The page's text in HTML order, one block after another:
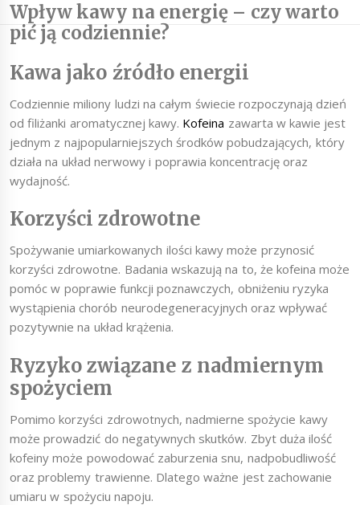
Wpływ kawy na energię – czy warto
pić ją codziennie?
Kawa jako źródło energii
Codziennie miliony ludzi na całym świecie rozpoczynają dzień
od filiżanki aromatycznej kawy. Kofeina zawarta w kawie jest
jednym z najpopularniejszych środków pobudzających, który
działa na układ nerwowy i poprawia koncentrację oraz
wydajność.
Korzyści zdrowotne
Spożywanie umiarkowanych ilości kawy może przynosić
korzyści zdrowotne. Badania wskazują na to, że kofeina może
pomóc w poprawie funkcji poznawczych, obniżeniu ryzyka
wystąpienia chorób neurodegeneracyjnych oraz wpływać
pozytywnie na układ krążenia.
Ryzyko związane z nadmiernym
spożyciem
Pomimo korzyści zdrowotnych, nadmierne spożycie kawy
może prowadzić do negatywnych skutków. Zbyt duża ilość
kofeiny może powodować zaburzenia snu, nadpobudliwość
oraz problemy trawienne. Dlatego ważne jest zachowanie
umiaru w spożyciu napoju.